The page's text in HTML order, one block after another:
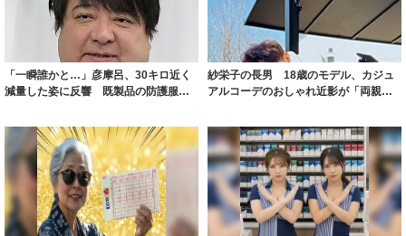
「一瞬誰かと…」彦摩呂、30キロ近く
減量した姿に反響 既製品の防護服が
紗栄子の長男 18歳のモデル、カジュ
アルコーデのおしゃれ近影が「両親の